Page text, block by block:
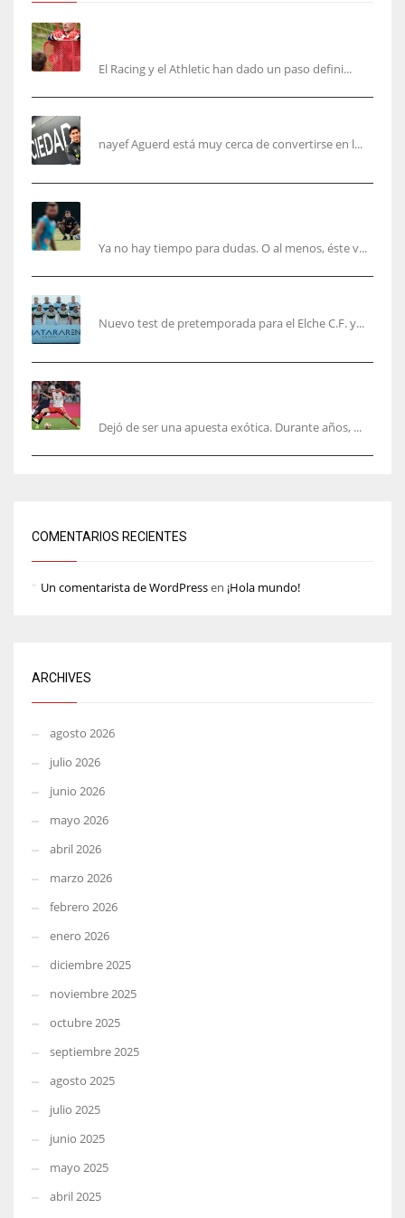
El Racing y el Athletic han dado un paso defini...
nayef Aguerd está muy cerca de convertirse en l...
Ya no hay tiempo para dudas. O al menos, éste v...
Nuevo test de pretemporada para el Elche C.F. y...
Dejó de ser una apuesta exótica. Durante años, ...
COMENTARIOS RECIENTES
Un comentarista de WordPressen ¡Hola mundo!
ARCHIVES
agosto 2026
julio 2026
junio 2026
mayo 2026
abril 2026
marzo 2026
febrero 2026
enero 2026
diciembre 2025
noviembre 2025
octubre 2025
septiembre 2025
agosto 2025
julio 2025
junio 2025
mayo 2025
abril 2025